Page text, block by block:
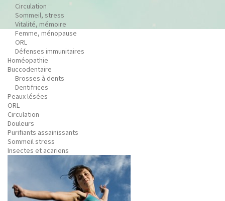
Circulation
Sommeil, stress
Vitalité, mémoire
Femme, ménopause
ORL
Défenses immunitaires
Homéopathie
Buccodentaire
Brosses à dents
Dentifrices
Peaux lésées
ORL
Circulation
Douleurs
Purifiants assainissants
Sommeil stress
Insectes et acariens